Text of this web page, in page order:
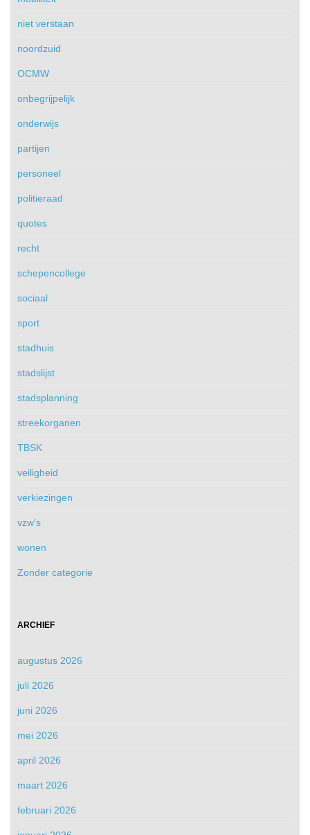
niet verstaan
noordzuid
OCMW
onbegrijpelijk
onderwijs
partijen
personeel
politieraad
quotes
recht
schepencollege
sociaal
sport
stadhuis
stadslijst
stadsplanning
streekorganen
TBSK
veiligheid
verkiezingen
vzw's
wonen
Zonder categorie
ARCHIEF
augustus 2026
juli 2026
juni 2026
mei 2026
april 2026
maart 2026
februari 2026